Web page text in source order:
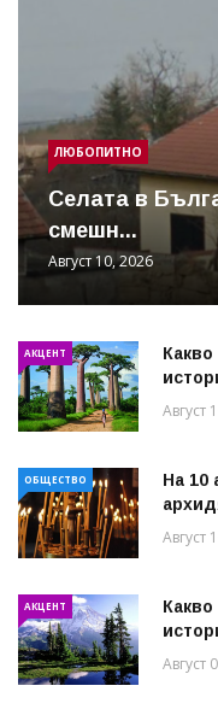
ЛЮБОПИТНО
Cелата в
смешн...
Август 10, 2026
АКЦЕНТ
Какво
Август
ОБЩЕСТВО
На 10
Август
АКЦЕНТ
Какво
Август